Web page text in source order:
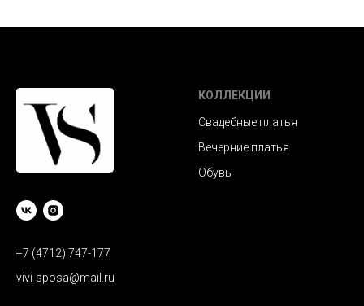
+7 (4712) 747-177
vivi-sposa@mail.ru
КОЛЛЕКЦИИ
Свадебные платья
Вечерние платья
Обувь